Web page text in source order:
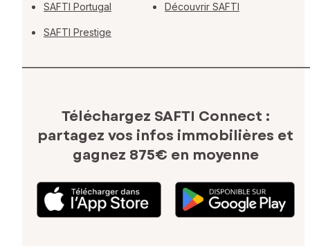
SAFTI Portugal
SAFTI Prestige
Découvrir SAFTI
Téléchargez SAFTI Connect :
partagez vos infos immobilières et
gagnez 875€ en moyenne